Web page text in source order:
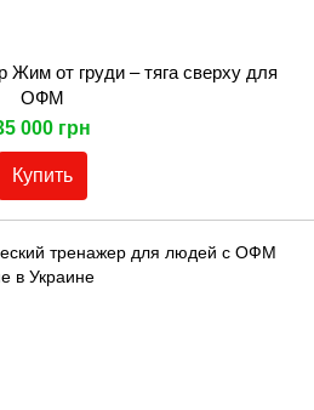
от груди – тяга сверху для
ОФМ
000 грн
Купить